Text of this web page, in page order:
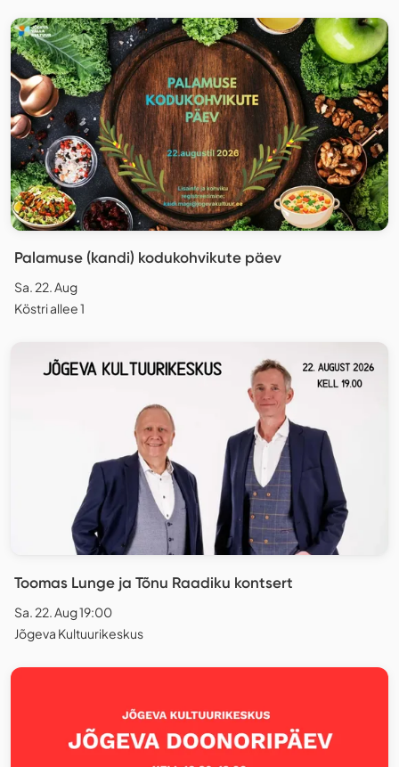
Palamuse (kandi) kodukohvikute päev
Sa. 22. Aug
Köstri allee 1
Toomas Lunge ja Tõnu Raadiku kontsert
Sa. 22. Aug 19:00
Jõgeva Kultuurikeskus